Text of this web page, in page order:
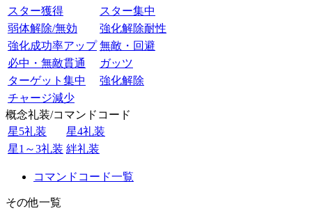
スター獲得
スター集中
弱体解除/無効
強化解除耐性
強化成功率アップ 無敵・回避
必中・無敵貫通
ガッツ
ターゲット集中
強化解除
チャージ減少
概念礼装/コマンドコード
星5礼装
星4礼装
星1～3礼装 絆礼装
コマンドコード一覧
その他一覧